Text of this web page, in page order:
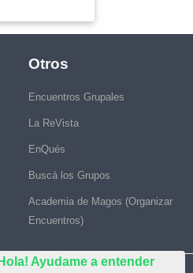
Ayudame a entender
Otros
Encuentros Grupales
La ReVista
EnQués
Buscá los Grupos
Academia de Magos (Organizar
Encuentros)